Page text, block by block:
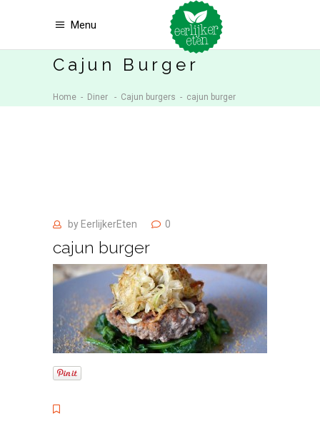
Menu
Cajun Burger
Home - Diner - Cajun burgers - cajun burger
by EerlijkerEten 0
cajun burger